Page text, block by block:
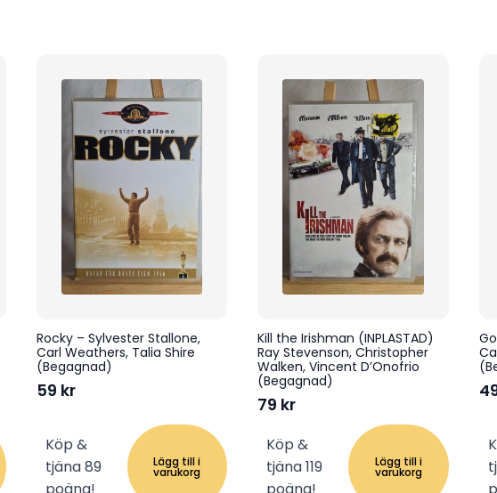
Rocky – Sylvester Stallone,
Carl Weathers, Talia Shire
(Begagnad)
59 kr
Köp &
tjäna 89
Lägg till i
varukorg
Kill the Irishman (INPLASTAD)
Ray Stevenson, Christopher
Walken, Vincent D’Onofrio
(Begagnad)
79 kr
Köp &
tjäna 119
Lägg till i
varukorg